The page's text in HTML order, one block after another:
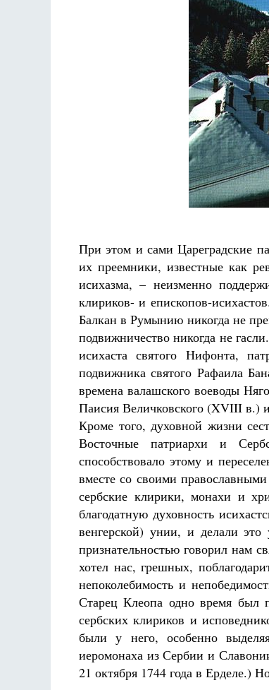
При этом и сами Цареградские
их преемники, известные как
исихазма, – неизменно
клириков- и епископов-
Балкан в Румынию никогда не
подвижничество никогда не
исихаста святого Нифонта,
подвижника святого Рафаила
времена валашского воеводы
Паисия Величковского (XVIII в.)
Кроме того, духовной жизни
Восточные патриархи и
способствовало этому и
вместе со своими
сербские клирики, монахи и
благодатную духовность
венгерской) унии, и делали
признательностью говорил нам
хотел нас, грешных,
непоколебимость и
Старец Клеопа одно время был
сербских клириков и
были у него, особенно
иеромонаха из Сербии и
21 октября 1744 года в Ерделе.)